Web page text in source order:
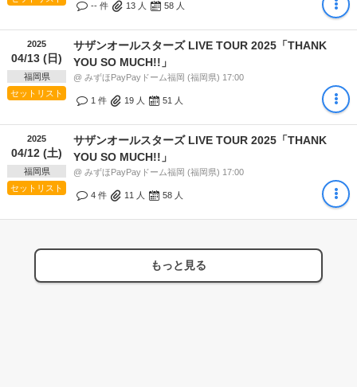
-- 件 13 人 58 人
2025
04/13 (日)
福岡県
セットリスト
サザンオールスターズ LIVE TOUR 2025「THANK
YOU SO MUCH!!」
@ みずほPayPayドーム福岡 (福岡県) 17:00
1 件 19 人 51 人
2025
04/12 (土)
福岡県
セットリスト
サザンオールスターズ LIVE TOUR 2025「THANK
YOU SO MUCH!!」
@ みずほPayPayドーム福岡 (福岡県) 17:00
4 件 11 人 58 人
もっと見る